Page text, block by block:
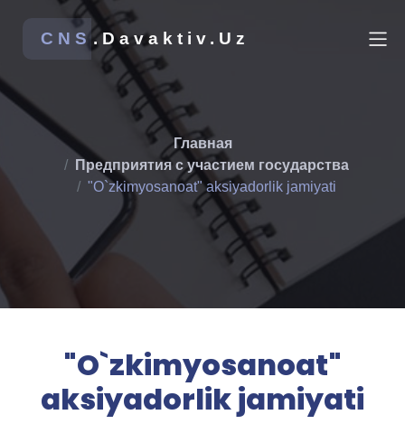
CNS.Davaktiv.Uz
Главная
Предприятия с участием государства
"O`zkimyosanoat" aksiyadorlik jamiyati
"O`zkimyosanoat"
aksiyadorlik jamiyati